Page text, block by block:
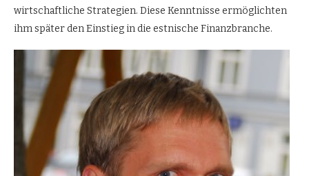
wirtschaftliche Strategien. Diese Kenntnisse ermöglichten
ihm später den Einstieg in die estnische Finanzbranche.